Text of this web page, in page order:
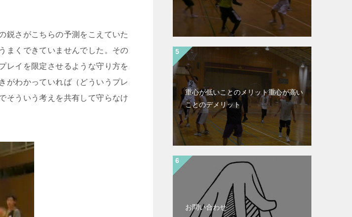
鋭さがこちらの予測をこえていた
まくできていませんでした。その
レイを限定させるような守り方を
がわかっていれば（どういうプレ
そういう考えを共有して守らなけ
重心が低いことのメリット重心が高い
ことのデメリット
お問い合わせ